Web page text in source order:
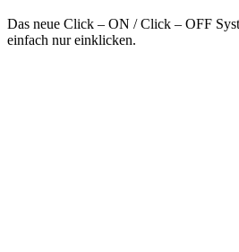
Das neue Click – ON / Click – OFF
einfach nur einklicken.